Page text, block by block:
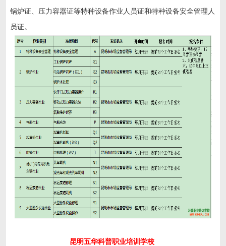
锅炉证、压力容器证等特种设备作业人员证和特种设备安全管理人
员证。
昆明五华科普职业培训学校